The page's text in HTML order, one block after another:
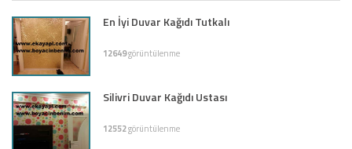
En İyi Duvar Kağıdı Tutkalı
12649görüntülenme
Silivri Duvar Kağıdı Ustası
12552görüntülenme